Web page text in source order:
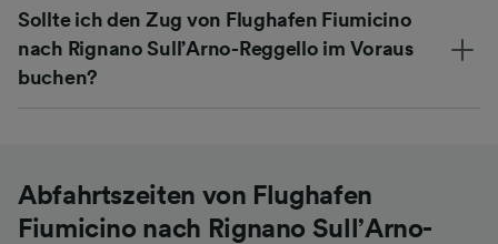
Sollte ich den Zug von Flughafen Fiumicino
nach Rignano Sull’Arno-Reggello im Voraus
buchen?
Abfahrtszeiten von Flughafen
Fiumicino nach Rignano Sull’Arno-